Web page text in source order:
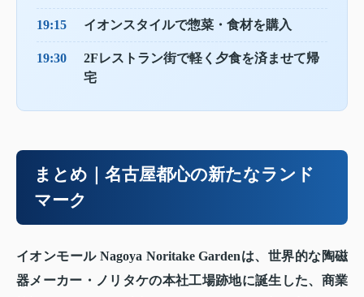
19:15 イオンスタイルで惣菜・食材を購入
19:30
2Fレストラン街で軽く夕食を済ませて帰
宅
まとめ｜名古屋都心の新たなランド
マーク
イオンモール Nagoya Noritake Gardenは、世界的な陶磁
器メーカー・ノリタケの本社工場跡地に誕生した、商業